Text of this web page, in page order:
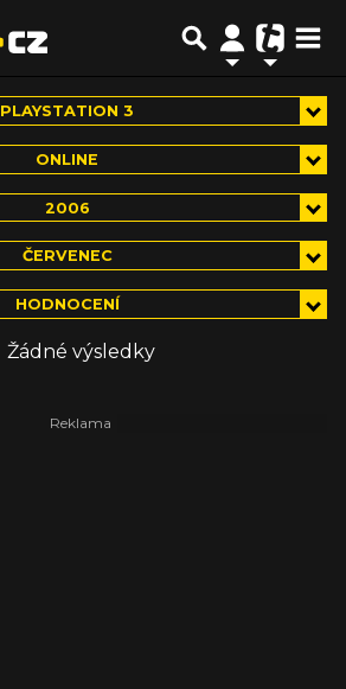
PLAYSTATION 3
ONLINE
2006
ČERVENEC
HODNOCENÍ
Žádné výsledky